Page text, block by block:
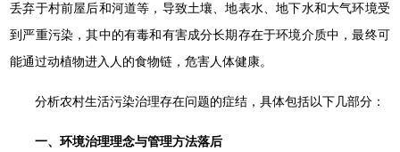
丢弃于村前屋后和河道等，导致土壤、地表水、地下水和大气环境受
到严重污染，其中的有毒和有害成分长期存在于环境介质中，最终可
能通过动植物进入人的食物链，危害人体健康。
分析农村生活污染治理存在问题的症结，具体包括以下几部分：
一、环境治理理念与管理方法落后